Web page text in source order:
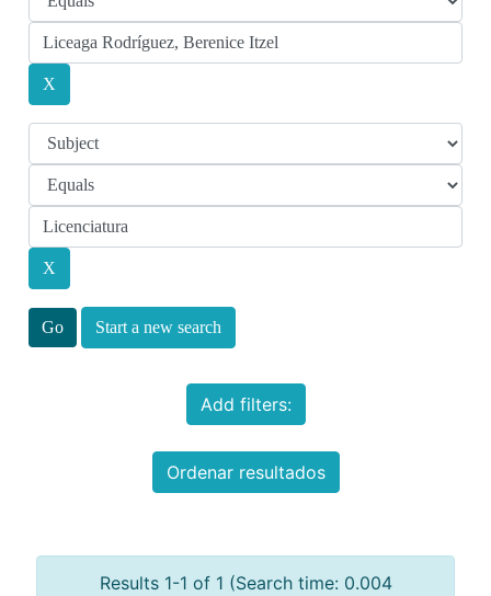
Start a new search
Add filters:
Ordenar resultados
Results 1-1 of 1 (Search time: 0.004